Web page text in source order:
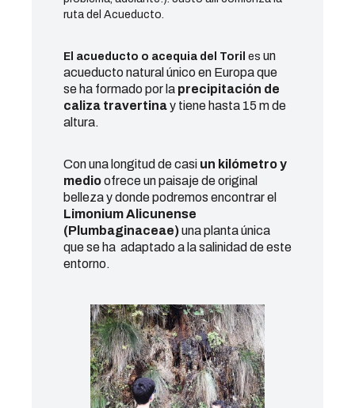
ruta del Acueducto.
El acueducto o acequia del Toril es un
acueducto natural único en Europa que
se ha formado por la precipitación de
caliza travertinay tiene hasta 15 m de
altura.
Con una longitud de casi un kilómetro y
medioofrece un paisaje de original
belleza y donde podremos encontrar el
LimoniumAlicunense
(Plumbaginaceae)una planta única
que se ha adaptado a la salinidad de este
entorno.